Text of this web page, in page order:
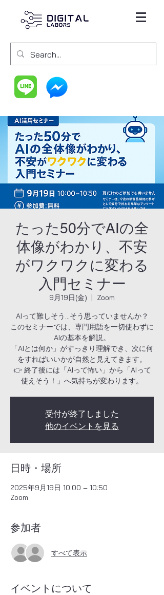
たった50分でAIの全
体像がわかり、不安
がワクワクに変わる
入門セミナー
9月19日(金)
  |
Zoom
AIって難しそう…そう思っていませんか？
このセミナーでは、専門用語を一切使わずに
AIの基本を解説。
「AIとは何か」がすっきり理解でき、次に何
をすればいいかが自然と見えてきます。
👉 終了後には「AIって怖い」から「AIって
使えそう！」へ気持ちが変わります。
受付が終了しました
他のイベントを見る
日時・場所
2025年9月19日 10:00 – 10:50
Zoom
参加者
すべて表示
イベントについて